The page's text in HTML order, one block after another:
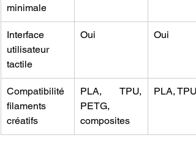
minimale
Interface
utilisateur
tactile
Oui Oui
Compatibilité
filaments
créatifs
PLA, TPU,
PETG,
composites
PLA, TPU